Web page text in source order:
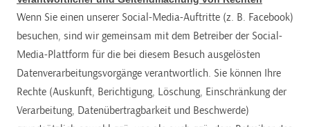
Wenn Sie einen unserer Social-Media-Auftritte (z. B. Facebook)
besuchen, sind wir gemeinsam mit dem Betreiber der Social-
Media-Plattform für die bei diesem Besuch ausgelösten
Datenverarbeitungsvorgänge verantwortlich. Sie können Ihre
Rechte (Auskunft, Berichtigung, Löschung, Einschränkung der
Verarbeitung, Datenübertragbarkeit und Beschwerde)